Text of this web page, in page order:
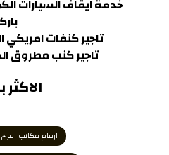
تاجير كنفات امريكي
تاجير كنب مطروق الكويت
الاكثر
ارقام مكاتب